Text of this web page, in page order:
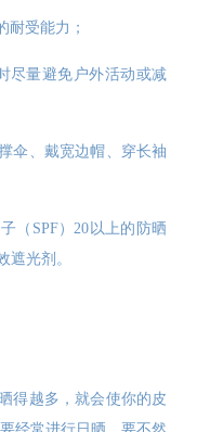
耐受能力；
尽量避免户外活动或减
伞、戴宽边帽、穿长袖
（SPF）20以上的防晒
遮光剂。
得越多，就会使你的皮